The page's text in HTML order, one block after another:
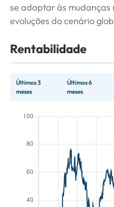
se adaptar às mudanças
evoluções do cenário
Rentabilidade
Últimos 3
meses
Últimos 6
meses